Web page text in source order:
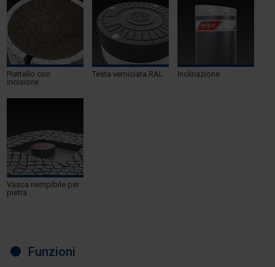
Piattello con
incisione
Testa verniciata RAL Inclinazione
Vasca riempibile per
pietra
Funzioni